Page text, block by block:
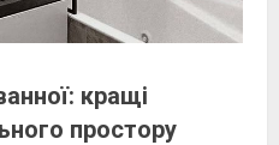
кращі
простору